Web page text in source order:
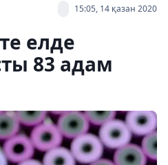
15:05, 14 қазан 2020
елде
83 адам